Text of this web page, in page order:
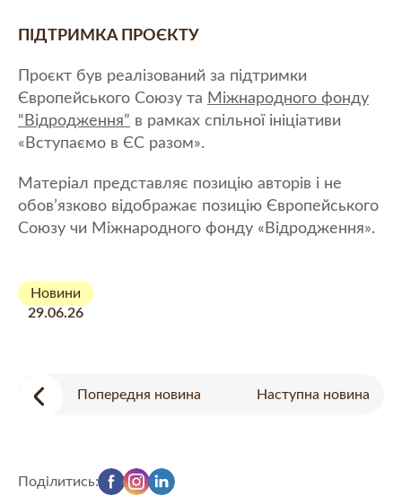
ПІДТРИМКА ПРОЄКТУ
Проєкт був реалізований за підтримки
Європейського Союзу та Міжнародного фонду
“Відродження” в рамках спільної ініціативи
«Вступаємо в ЄС разом».
Матеріал представляє позицію авторів і не
обов’язково відображає позицію Європейського
Союзу чи Міжнародного фонду «Відродження».
Новини
29.06.26
Попередня новина Наступна новина
Поділитись: